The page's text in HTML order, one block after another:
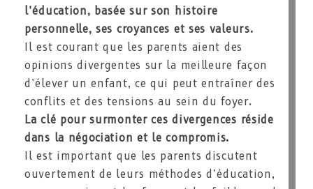
l’éducation, basée sur son histoire
personnelle, ses croyances et ses valeurs.
Il est courant que les parents aient des
opinions divergentes sur la meilleure façon
d’élever un enfant, ce qui peut entraîner des
conflits et des tensions au sein du foyer.
La clé pour surmonter ces divergences réside
dans la négociation et le compromis.
Il est important que les parents discutent
ouvertement de leurs méthodes d’éducation,